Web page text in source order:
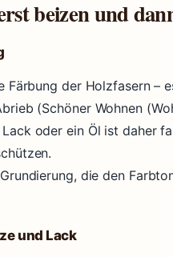
beizen und
Färbung der Holzfasern –
(Schöner Wohnen
oder ein Öl ist daher
die den
und Lack